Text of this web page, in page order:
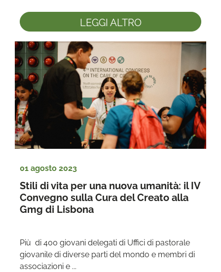
LEGGI ALTRO
01 agosto 2023
Stili di vita per una nuova umanità: il IV
Convegno sulla Cura del Creato alla
Gmg di Lisbona
Più  di 400 giovani delegati di Uffici di pastorale
giovanile di diverse parti del mondo e membri di
associazioni e ...